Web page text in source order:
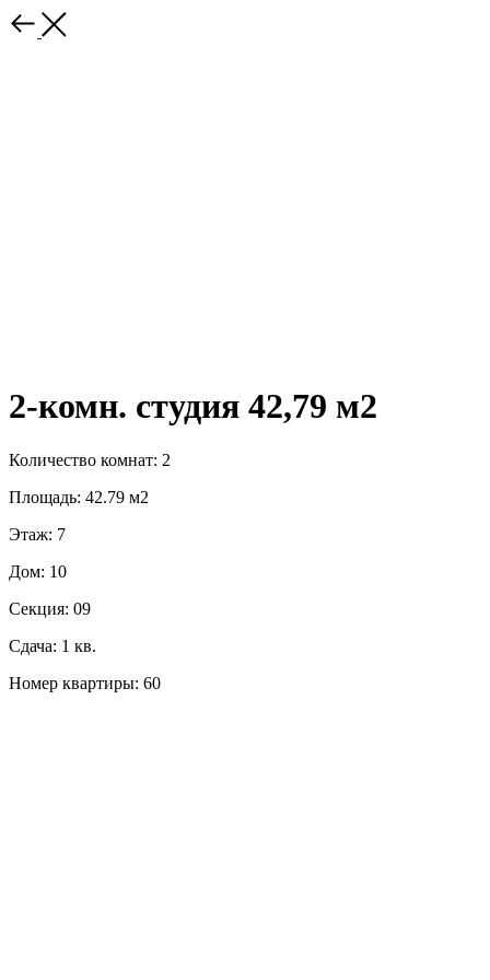
2-комн. студия 42,79 м2
Количество комнат: 2
Площадь: 42.79 м2
Этаж: 7
Дом: 10
Секция: 09
Сдача: 1 кв.
Номер квартиры: 60